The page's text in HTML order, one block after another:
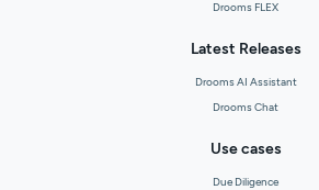
Drooms FLEX
Latest Releases
Drooms AI Assistant
Drooms Chat
Use cases
Due Diligence